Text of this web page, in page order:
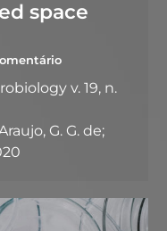
space
v. 19, n.
G. G. de;